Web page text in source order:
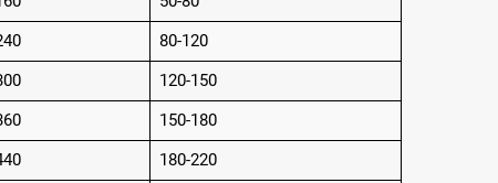
80-120
120-150
150-180
180-220